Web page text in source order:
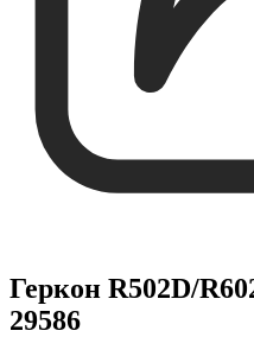
Геркон R502D/
29586